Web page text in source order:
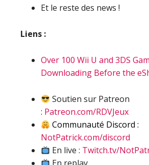
Et le reste des news !
Liens :
Over 100 Wii U and 3DS
Downloading Before the
Soutien sur Patreon
: Patreon.com/RDVJeux
Communauté Discord :
NotPatrick.com/discord
En live : Twitch.tv/